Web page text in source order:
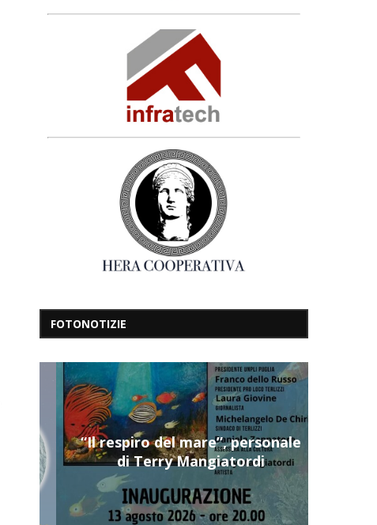
FOTONOTIZIE
“Il respiro del mare”, personale
di Terry Mangiatordi